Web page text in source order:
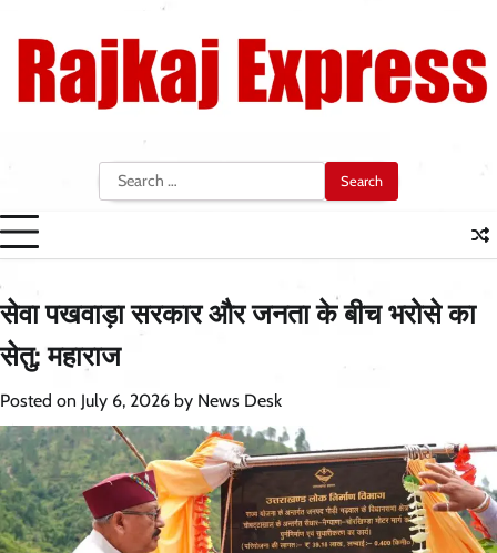
content
Search
for:
सेवा पखवाड़ा सरकार और जनता के बीच भरोसे का
सेतु: महाराज
Posted on July 6, 2026 by News Desk